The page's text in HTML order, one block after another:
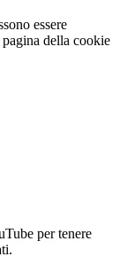
essere
della cookie
per tenere